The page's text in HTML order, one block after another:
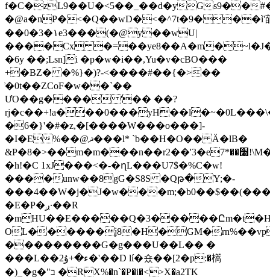
f�C�zL9��U�<5��_��d�yGs9��
�@a�nP�<�Q��wD�<�^7t�9���ì'䔤
��0�3�١e3���(�@y��wU|
����Cx �=��ye8��A�m
�6y ��;Lsn]i �p�w�i��,Yu�v�cBO���
+�BZ� �%}�)?-<����#��{�>��
͗�0t��ZCoF�w��`��
ƯO��g���� '�� ��?
�6�}'�#�z,�[����W���o���]-
�I�E%��@ޛ���l* `b��H�O�� Ӓ�lB�
&P�8�>��m�m���n��r2��'3�e׭��*7!\M���-
�h!�C 1xJ���<�-�ղL���U7$�%C�ԝ!
����unw��8gG�S8S �Qթ�Y;�-
�E�P�ږ·��R
OL������ʝ8�H�GM�
���������G�g���U��L�� �
���L��ء�+ۇ2�'��D lí�숐��[2�p:�㰏
�)_�g�"ב �RX%�n`�P�i�<>X�a2TK